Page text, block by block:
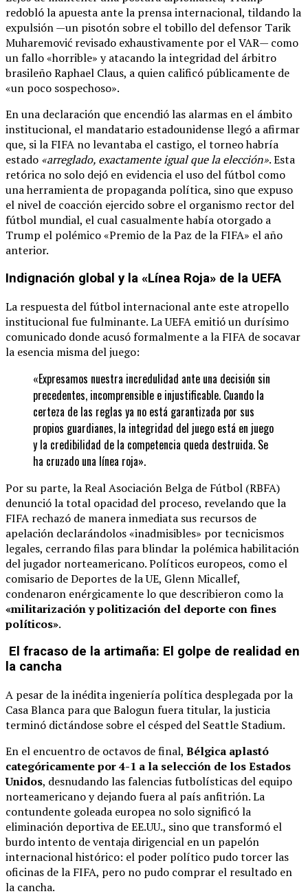
redobló la apuesta ante la prensa internacional, tildando la
expulsión —un pisotón sobre el tobillo del defensor Tarik
Muharemović revisado exhaustivamente por el VAR— como
un fallo «horrible» y atacando la integridad del árbitro
brasileño Raphael Claus, a quien calificó públicamente de
«un poco sospechoso».
En una declaración que encendió las alarmas en el ámbito
institucional, el mandatario estadounidense llegó a afirmar
que, si la FIFA no levantaba el castigo, el torneo habría
estado «arreglado, exactamente igual que la elección». Esta
retórica no solo dejó en evidencia el uso del fútbol como
una herramienta de propaganda política, sino que expuso
el nivel de coacción ejercido sobre el organismo rector del
fútbol mundial, el cual casualmente había otorgado a
Trump el polémico «Premio de la Paz de la FIFA» el año
anterior.
Indignación global y la «Línea Roja» de la UEFA
La respuesta del fútbol internacional ante este atropello
institucional fue fulminante. La UEFA emitió un durísimo
comunicado donde acusó formalmente a la FIFA de socavar
la esencia misma del juego:
«Expresamos nuestra incredulidad ante una decisión sin
precedentes, incomprensible e injustificable. Cuando la
certeza de las reglas ya no está garantizada por sus
propios guardianes, la integridad del juego está en juego
y la credibilidad de la competencia queda destruida. Se
ha cruzado una línea roja».
Por su parte, la Real Asociación Belga de Fútbol (RBFA)
denunció la total opacidad del proceso, revelando que la
FIFA rechazó de manera inmediata sus recursos de
apelación declarándolos «inadmisibles» por tecnicismos
legales, cerrando filas para blindar la polémica habilitación
del jugador norteamericano. Políticos europeos, como el
comisario de Deportes de la UE, Glenn Micallef,
condenaron enérgicamente lo que describieron como la
«militarización y politización del deporte con fines
políticos».
El fracaso de la artimaña: El golpe de realidad en
la cancha
A pesar de la inédita ingeniería política desplegada por la
Casa Blanca para que Balogun fuera titular, la justicia
terminó dictándose sobre el césped del Seattle Stadium.
En el encuentro de octavos de final, Bélgica aplastó
categóricamente por 4-1 a la selección de los Estados
Unidos, desnudando las falencias futbolísticas del equipo
norteamericano y dejando fuera al país anfitrión. La
contundente goleada europea no solo significó la
eliminación deportiva de EE.UU., sino que transformó el
burdo intento de ventaja dirigencial en un papelón
internacional histórico: el poder político pudo torcer las
oficinas de la FIFA, pero no pudo comprar el resultado en
la cancha.